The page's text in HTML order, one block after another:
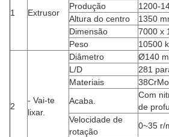
1 Extrusor
Produção
1200-
Altura do centro
1350
Dimensão
7000 x
Peso
10500
2
- Vai-te
lixar.
Diâmetro
Ø140
L/D
281
Materiais
Acaba.
Com
de
Velocidade de
rotação
0~35 r/